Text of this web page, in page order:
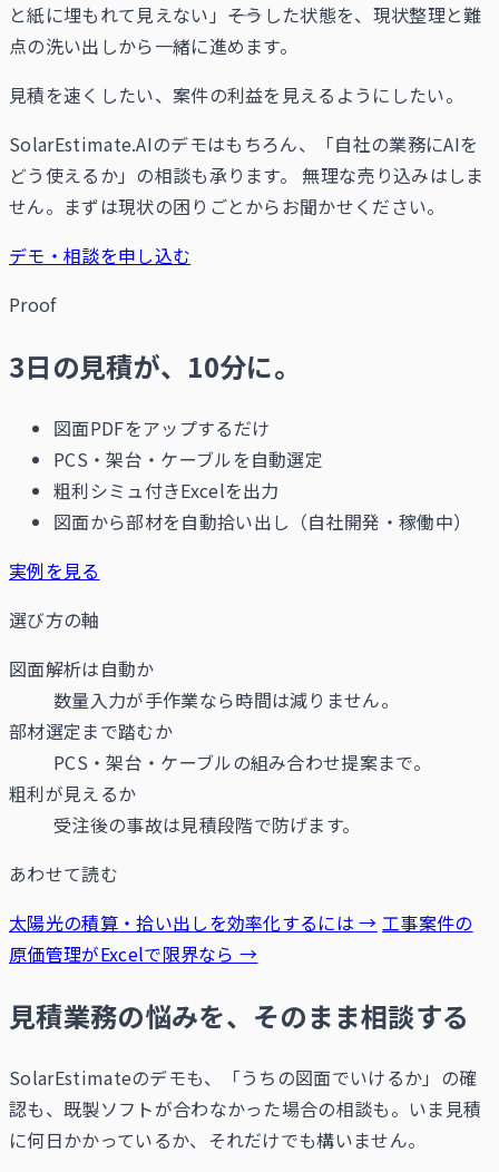
と紙に埋もれて見えない」――そうした状態を、現状整理と難
点の洗い出しから一緒に進めます。
見積を速くしたい、案件の利益を見えるようにしたい。
SolarEstimate.AIのデモはもちろん、「自社の業務にAIを
どう使えるか」の相談も承ります。 無理な売り込みはしま
せん。まずは現状の困りごとからお聞かせください。
デモ・相談を申し込む
Proof
3日の見積が、10分に。
図面PDFをアップするだけ
PCS・架台・ケーブルを自動選定
粗利シミュ付きExcelを出力
図面から部材を自動拾い出し（自社開発・稼働中）
実例を見る
選び方の軸
図面解析は自動か
数量入力が手作業なら時間は減りません。
部材選定まで踏むか
PCS・架台・ケーブルの組み合わせ提案まで。
粗利が見えるか
受注後の事故は見積段階で防げます。
あわせて読む
太陽光の積算・拾い出しを効率化するには → 工事案件の
原価管理がExcelで限界なら →
見積業務の悩みを、そのまま相談する
SolarEstimateのデモも、「うちの図面でいけるか」の確
認も、既製ソフトが合わなかった場合の相談も。いま見積
に何日かかっているか、それだけでも構いません。